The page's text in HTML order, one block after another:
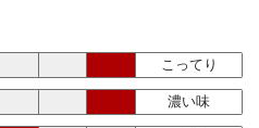
こってり
濃い味